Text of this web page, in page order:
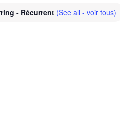
- Récurrent (See all - voir tous)